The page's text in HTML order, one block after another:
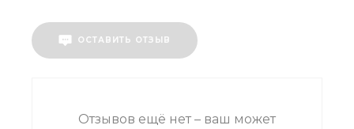
ОСТАВИТЬ ОТЗЫВ
Отзывов ещё нет – ваш может